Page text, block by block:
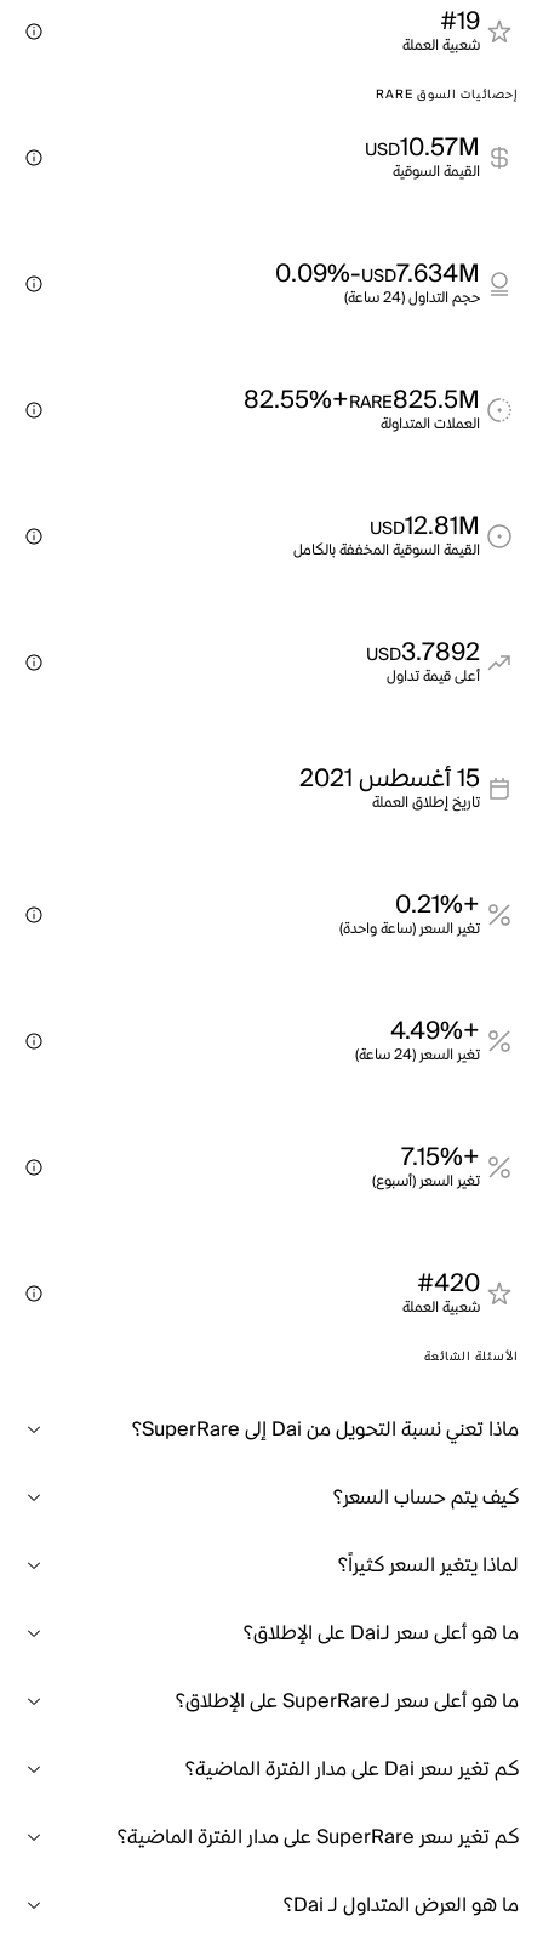
#19
شعبية العملة
إحصائيات السوق RARE
10.57M
USD
القيمة السوقية
7.634M
USD
-0.09%
حجم التداول (24 ساعة)
825.5M
RARE
+82.55%
العملات المتداولة
12.81M
USD
القيمة السوقية المخففة بالكامل
3.7892
USD
أعلى قيمة تداول
15 أغسطس 2021
تاريخ إطلاق العملة
+0.21%
تغير السعر (ساعة واحدة)
+4.49%
تغير السعر (24 ساعة)
+7.15%
تغير السعر (أسبوع)
#420
شعبية العملة
الأسئلة الشائعة
ماذا تعني نسبة التحويل من Dai إلى SuperRare؟
كيف يتم حساب السعر؟
لماذا يتغير السعر كثيراً؟
ما هو أعلى سعر لـDai على الإطلاق؟
ما هو أعلى سعر لـSuperRare على الإطلاق؟
كم تغير سعر Dai على مدار الفترة الماضية؟
كم تغير سعر SuperRare على مدار الفترة الماضية؟
ما هو العرض المتداول لـ Dai؟